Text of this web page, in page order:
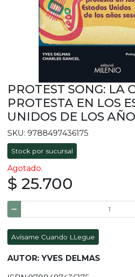
PROTEST SONG: LA
PROTESTA EN LOS
UNIDOS DE LOS
SKU: 9788497436175
Stock por sucursal
Agotado.
$ 25.700
Avísame Cuando LLegue
AUTOR: YVES DELMAS